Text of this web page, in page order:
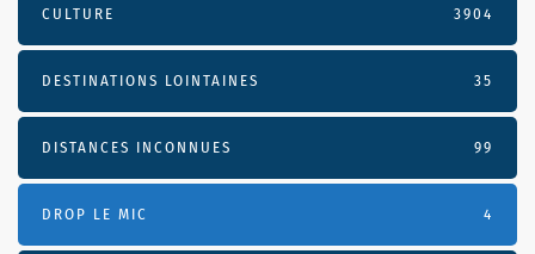
CULTURE 3904
DESTINATIONS LOINTAINES 35
DISTANCES INCONNUES 99
DROP LE MIC 4